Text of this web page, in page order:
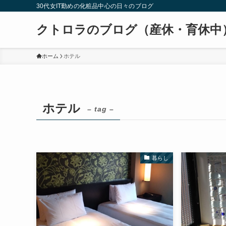
30代女IT勤めの化粧品中心の日々のブログ
クトロラのブログ（産休・育休中
ホーム ホテル
ホテル – tag –
暮らし